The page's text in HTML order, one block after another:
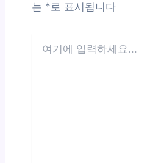
는 *로 표시됩니다